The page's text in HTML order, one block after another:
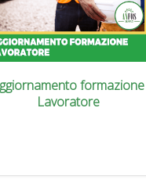
formazione
Lavoratore